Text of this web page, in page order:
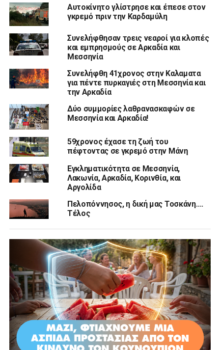
Αυτοκίνητο γλίστρησε και έπεσε στον
γκρεμό πριν την Καρδαμύλη
Συνελήφθησαν τρεις νεαροί για κλοπές
και εμπρησμούς σε Αρκαδία και
Μεσσηνία
Συνελήφθη 41χρονος στην Καλαματα
για πέντε πυρκαγιές στη Μεσσηνία και
την Αρκαδία
Δύο συμμορίες λαθρανασκαφών σε
Μεσσηνία και Αρκαδία!
59χρονος έχασε τη ζωή του
πέφτοντας σε γκρεμό στην Μάνη
Εγκληματικότητα σε Μεσσηνία,
Λακωνία, Αρκαδία, Κορινθία, και
Αργολίδα
Πελοπόννησος, η δική μας Τοσκάνη….
Τέλος